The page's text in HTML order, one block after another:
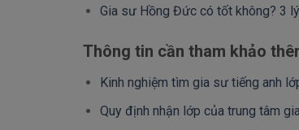
Gia sư Hồng Đức có tốt không? 3
Thông tin cần tham khảo
Kinh nghiệm tìm gia sư tiếng anh
Quy định nhận lớp của trung tâm